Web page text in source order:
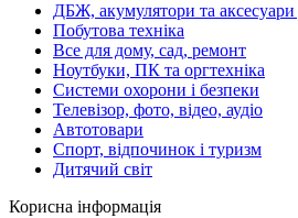
ДБЖ, акумулятори та
Побутова техніка
Все для дому, сад, ремонт
Ноутбуки, ПК та оргтехніка
Системи охорони і безпеки
Телевізор, фото, відео, аудіо
Автотовари
Спорт, відпочинок і туризм
Дитячий світ
Корисна інформація